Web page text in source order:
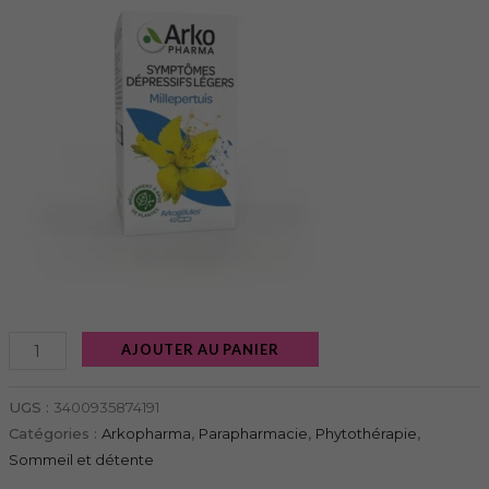
AJOUTER AU PANIER
UGS : 3400935874191
Catégories : Arkopharma, Parapharmacie, Phytothérapie,
Sommeil et détente